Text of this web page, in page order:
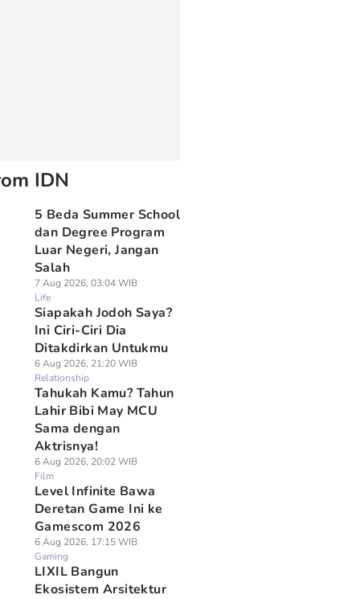
IDN
5 Beda Summer School
dan Degree Program
Luar Negeri, Jangan
Salah
7 Aug 2026, 03:04 WIB
Life
Siapakah Jodoh Saya?
Ini Ciri-Ciri Dia
Ditakdirkan Untukmu
6 Aug 2026, 21:20 WIB
Relationship
Tahukah Kamu? Tahun
Lahir Bibi May MCU
Sama dengan
Aktrisnya!
6 Aug 2026, 20:02 WIB
Film
Level Infinite Bawa
Deretan Game Ini ke
Gamescom 2026
6 Aug 2026, 17:15 WIB
Gaming
LIXIL Bangun
Ekosistem Arsitektur